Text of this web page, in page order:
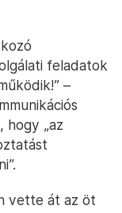
feladatok
–
hogy „az
vette át az öt